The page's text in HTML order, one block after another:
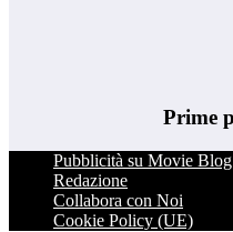
Prime
Pubblicità su Movie Blog
Redazione
Collabora con Noi
Cookie Policy (UE)